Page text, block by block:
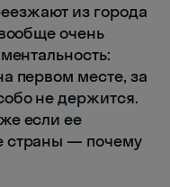
из города
очень
первом месте, за
не держится.
если ее
страны — почему